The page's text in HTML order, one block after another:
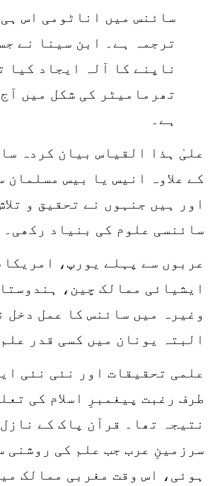
سائنس میں اناٹومی اس
ترجمہ ہے۔ ابن سینا نے
ناپنے کا آلہ ایجاد کیا
تھرمامیٹر کی شکل میں
ہے۔
علیٰ ہذا القیاس بیان کردہ
کے علاوہ انیس یا بیس مسلمان
اور ہیں جنہوں نے تحقیق و
سائنسی علوم کی بنیاد رکھی۔
عربوں سے پہلے یورپ،
ایشیائی ممالک چین،
وغیرہ میں سائنس کا عمل دخل
البتہ یونان میں کسی قدر
علمی تحقیقات اور نئی نئی
طرف رغبت پیغمبرِ اسلام کی
نتیجہ تھا۔ قرآن پاک کے
سرزمینِ عرب جب علم کی روشنی
ہوئی، اس وقت مغربی ممالک